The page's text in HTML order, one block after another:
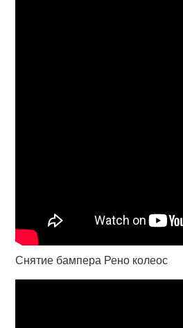
Снятие бампера Рено колеос